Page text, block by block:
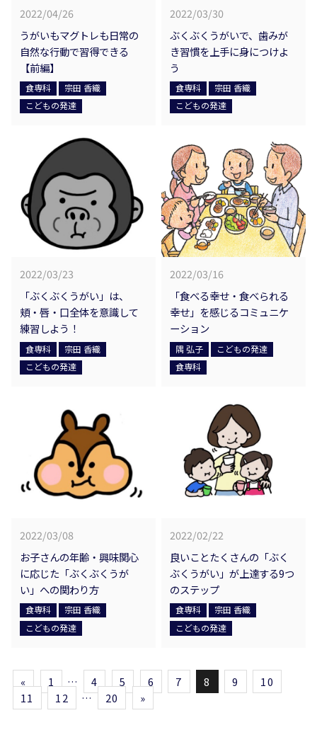
2022/04/26
うがいもマグトレも日常の
自然な行動で習得できる
【前編】
食専科
宗田 香織
こどもの発達
2022/03/30
ぶくぶくうがいで、歯みが
き習慣を上手に身につけよ
う
食専科
宗田 香織
こどもの発達
2022/03/23
「ぶくぶくうがい」は、
頬・唇・口全体を意識して
練習しよう！
食専科
宗田 香織
こどもの発達
2022/03/16
「食べる幸せ・食べられる
幸せ」を感じるコミュニケ
ーション
隅 弘子
こどもの発達
食専科
2022/03/08
お子さんの年齢・興味関心
に応じた「ぶくぶくうが
い」への関わり方
食専科
宗田 香織
こどもの発達
2022/02/22
良いことたくさんの「ぶく
ぶくうがい」が上達する9つ
のステップ
食専科
宗田 香織
こどもの発達
« 1 … 4 5 6 7 8 9
10
11
12 … 20 »